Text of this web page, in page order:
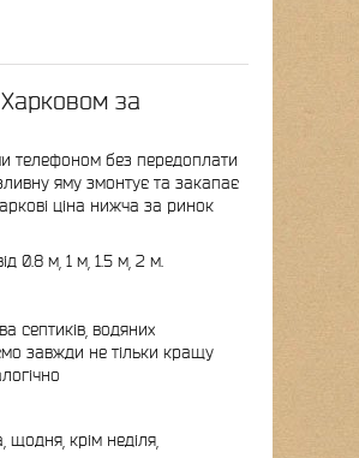
за
телефоном без передоплати
яму змонтує та закапає
ціна нижча за ринок
0.8 м, 1 м, 1.5 м, 2 м.
септиків, водяних
завжди не тільки кращу
щодня, крім неділя,